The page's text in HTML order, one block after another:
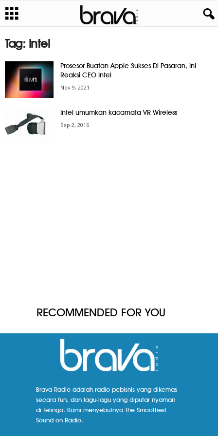
Tag: Intel
Prosesor Buatan Apple Sukses Di Pasaran, Ini
Reaksi CEO Intel
Nov 9, 2021
Intel umumkan kacamata VR Wireless
Sep 2, 2016
RECOMMENDED FOR YOU
Brava Radio adalah radio pebisnis yang dikemas
secara fun, dan lagu-lagu yang diputar nyaman
di telinga. Kami menyebutnya The Smoothest
Sound on Radio.